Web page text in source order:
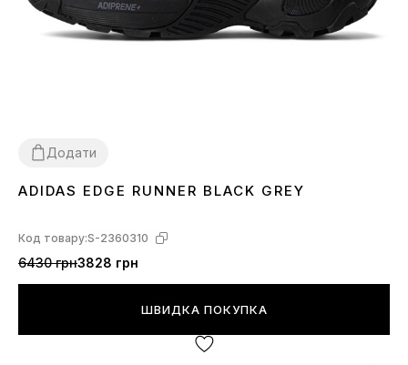
Додати
36 3738 39 40414243 44
ADIDAS EDGE RUNNER BLACK GREY
Код товару:S-2360310
6430 грн3828 грн
ШВИДКА ПОКУПКА